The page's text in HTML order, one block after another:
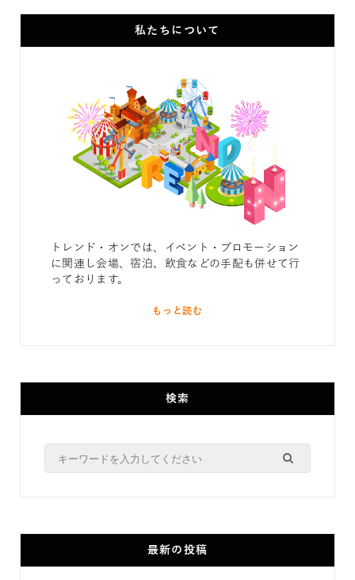
私たちについて
トレンド・オンでは、イベント・プロモーション
に関連し会場、宿泊、飲食などの手配も併せて行
っております。
もっと読む
検索
Search
for:
最新の投稿